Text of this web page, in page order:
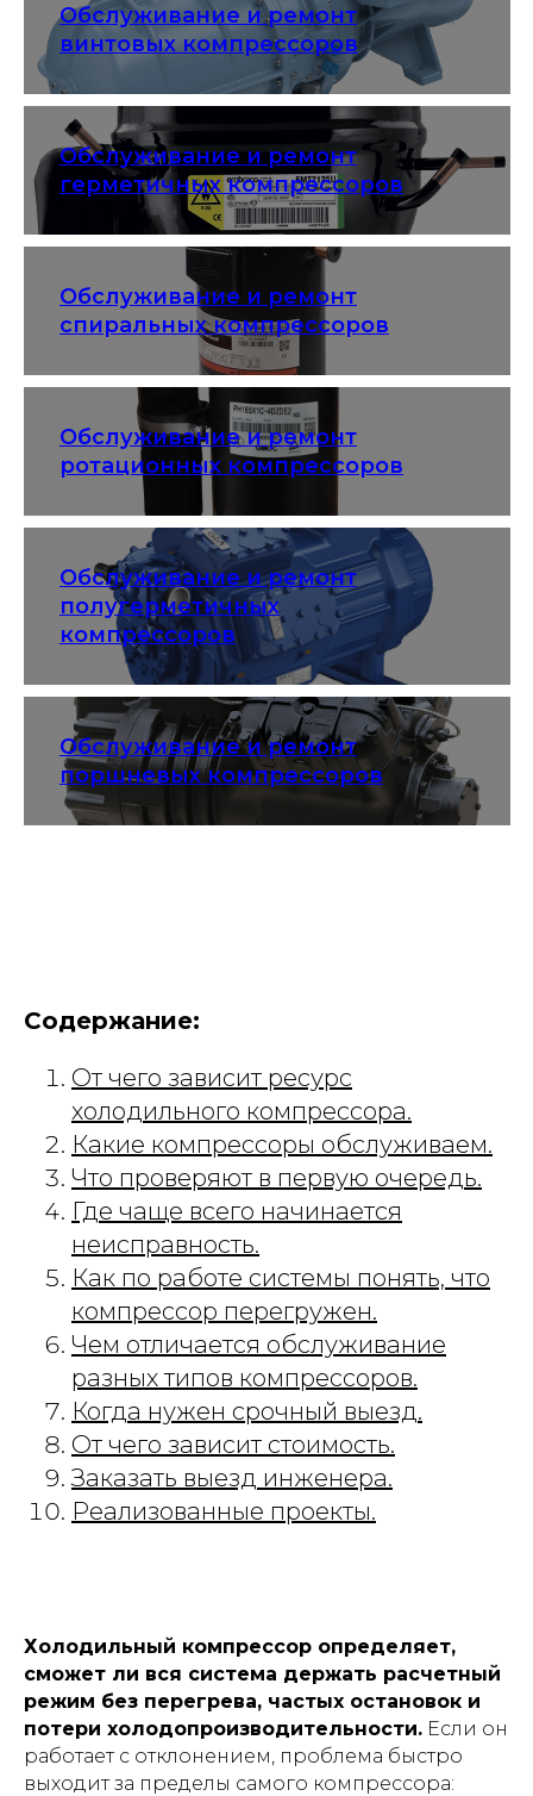
Обслуживание и ремонт
винтовых компрессоров
Обслуживание и ремонт
герметичных компрессоров
Обслуживание и ремонт
спиральных компрессоров
Обслуживание и ремонт
ротационных компрессоров
Обслуживание и ремонт
полугерметичных
компрессоров
Обслуживание и ремонт
поршневых компрессоров
Содержание:
От чего зависит ресурс
холодильного компрессора.
Какие компрессоры обслуживаем.
Что проверяют в первую очередь.
Где чаще всего начинается
неисправность.
Как по работе системы понять, что
компрессор перегружен.
Чем отличается обслуживание
разных типов компрессоров.
Когда нужен срочный выезд.
От чего зависит стоимость.
Заказать выезд инженера.
Реализованные проекты.
Холодильный компрессор определяет,
сможет ли вся система держать расчетный
режим без перегрева, частых остановок и
потери холодопроизводительности. Если он
работает с отклонением, проблема быстро
выходит за пределы самого компрессора: